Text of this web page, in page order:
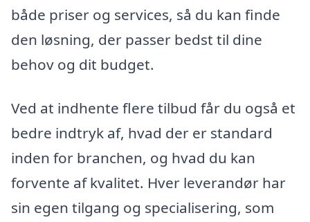
både priser og services, så du kan finde
den løsning, der passer bedst til dine
behov og dit budget.
Ved at indhente flere tilbud får du også et
bedre indtryk af, hvad der er standard
inden for branchen, og hvad du kan
forvente af kvalitet. Hver leverandør har
sin egen tilgang og specialisering, som